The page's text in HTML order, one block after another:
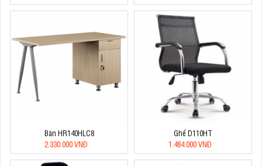
Bàn HR140HLC8
2.330.000 VNĐ
Ghế D110HT
1.484.000 VNĐ